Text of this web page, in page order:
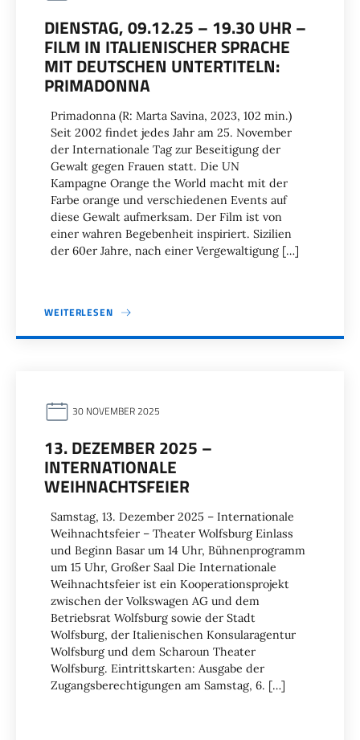
DIENSTAG, 09.12.25 – 19.30 UHR –
FILM IN ITALIENISCHER SPRACHE
MIT DEUTSCHEN UNTERTITELN:
PRIMADONNA
Primadonna (R: Marta Savina, 2023, 102 min.)
Seit 2002 findet jedes Jahr am 25. November
der Internationale Tag zur Beseitigung der
Gewalt gegen Frauen statt. Die UN
Kampagne Orange the World macht mit der
Farbe orange und verschiedenen Events auf
diese Gewalt aufmerksam. Der Film ist von
einer wahren Begebenheit inspiriert. Sizilien
der 60er Jahre, nach einer Vergewaltigung […]
WEITERLESEN
30 NOVEMBER 2025
13. DEZEMBER 2025 –
INTERNATIONALE
WEIHNACHTSFEIER
Samstag, 13. Dezember 2025 – Internationale
Weihnachtsfeier – Theater Wolfsburg Einlass
und Beginn Basar um 14 Uhr, Bühnenprogramm
um 15 Uhr, Großer Saal Die Internationale
Weihnachtsfeier ist ein Kooperationsprojekt
zwischen der Volkswagen AG und dem
Betriebsrat Wolfsburg sowie der Stadt
Wolfsburg, der Italienischen Konsularagentur
Wolfsburg und dem Scharoun Theater
Wolfsburg. Eintrittskarten: Ausgabe der
Zugangsberechtigungen am Samstag, 6. […]